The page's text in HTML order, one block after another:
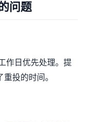
问题
作日优先处理。提
投的时间。